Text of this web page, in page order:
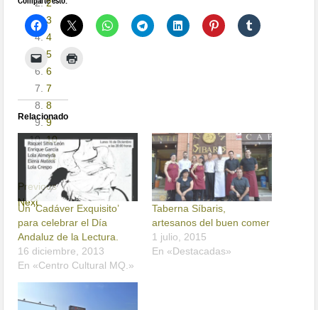
2
3
4
5
6
7
8
9
10
11
Previous
Next
Relacionado
Un ‘Cadáver Exquisito’
para celebrar el Día
Andaluz de la Lectura.
16 diciembre, 2013
En «Centro Cultural MQ.»
Taberna Síbaris,
artesanos del buen comer
1 julio, 2015
En «Destacadas»